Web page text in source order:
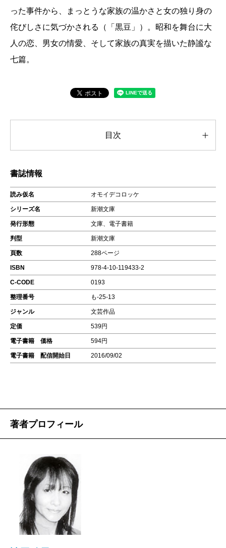
った事件から、まっとうな家族の温かさと女の独り身の
侘びしさに気づかされる（「黒豆」）。昭和を舞台に大
人の恋、男女の情愛、そして家族の真実を描いた静謐な
七篇。
目次
書誌情報
読み仮名 オモイデコロッケ
シリーズ名 新潮文庫
発行形態 文庫、電子書籍
判型 新潮文庫
頁数 288ページ
ISBN 978-4-10-119433-2
C-CODE 0193
整理番号 も-25-13
ジャンル 文芸作品
定価 539円
電子書籍 価格 594円
電子書籍 配信開始日 2016/09/02
著者プロフィール